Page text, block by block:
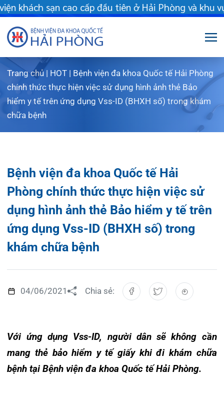
sạn cao cấp đầu tiên ở Hải Phòng và khu vực vùng
Giới thiệu
Giới thiệu chung
Sơ đồ tổng thể
Sơ đồ khoa phòng
Lịch khám bác sĩ Hà Nội
Văn bản pháp quy
Dịch vụ
Khám sức khỏe
Dịch vụ tiêm chủng
Chạy thận nhân tạo
Lấy mẫu xét nghiệm tại nhà
Phục vụ đồ ăn
Chăm sóc toàn diện
Chuyên gia
Chuyên khoa
Khoa Chẩn đoán hình ảnh – Thăm dò chức
năng
Khoa Răng Hàm Mặt
Trung tâm Mắt
Khoa Nội Soi
Khoa hồi sức Cấp cứu – Hồi sức tích cực
Khoa ngoại Tổng hợp
Khách hàng
Lịch khám
Hòm thư góp ý
Căng tin bệnh viện
Đặt hẹn khám
Thông tin thẻ BHYT
Hướng dẫn khám
Căm ơn từ người bệnh
Tin tức
Tin mới
Hoạt động
Tin sức khoẻ
Nhịp cầu nhân ái
Tin tuyển dụng
Dược lâm sàng
Tạp chí dược lâm sàng
Kiến thức y dược
Đào tạo
Gọi Tổng đài 0225-3955 888
Tra cứu kết quả xét nghiệm
Tra cứu hóa đơn
Trang chủ |HOT
chính thức thực hiện việc sử dụng hình ảnh thẻ Bảo
hiểm y tế trên ứng dụng Vss-ID (BHXH số) trong khám
chữa bệnh
dụng hình ảnh thẻ Bảo hiểm y tế trên
ứng dụng Vss-ID (BHXH số) trong
khám chữa bệnh
04/06/2021 Chia sẻ:
Với ứng dụng Vss-ID, người dân sẽ không cần
mang thẻ bảo hiểm y tế giấy khi đi khám chữa
Thực hiện công văn số 1493 ngày 31/5/2021
của Bảo hiểm xã hội Việt Nam về việc sử dụng
hình ảnh thẻ bảo hiểm y tế trên ứng dụng Vss-ID